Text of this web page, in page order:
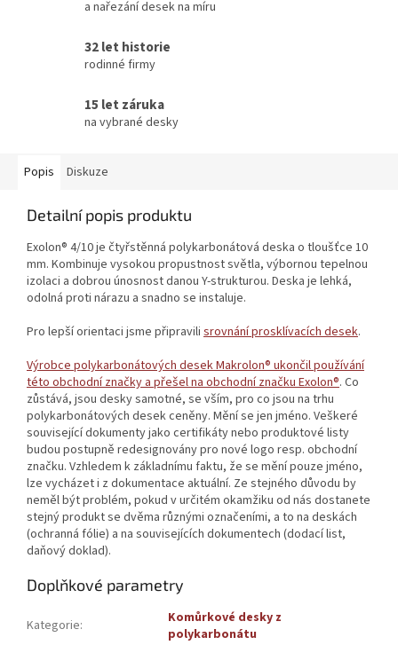
a nařezání desek na míru
32 let historie
rodinné firmy
15 let záruka
na vybrané desky
Popis Diskuze
Detailní popis produktu
Exolon® 4/10 je čtyřstěnná polykarbonátová deska o tloušťce 10
mm. Kombinuje vysokou propustnost světla, výbornou tepelnou
izolaci a dobrou únosnost danou Y-strukturou. Deska je lehká,
odolná proti nárazu a snadno se instaluje.
Pro lepší orientaci jsme připravili srovnání prosklívacích desek.
Výrobce polykarbonátových desek Makrolon® ukončil používání
této obchodní značky a přešel na obchodní značku Exolon®. Co
zůstává, jsou desky samotné, se vším, pro co jsou na trhu
polykarbonátových desek ceněny. Mění se jen jméno. Veškeré
související dokumenty jako certifikáty nebo produktové listy
budou postupně redesignovány pro nové logo resp. obchodní
značku. Vzhledem k základnímu faktu, že se mění pouze jméno,
lze vycházet i z dokumentace aktuální. Ze stejného důvodu by
neměl být problém, pokud v určitém okamžiku od nás dostanete
stejný produkt se dvěma různými označeními, a to na deskách
(ochranná fólie) a na souvisejících dokumentech (dodací list,
daňový doklad).
Doplňkové parametry
Kategorie:
Komůrkové desky z
polykarbonátu